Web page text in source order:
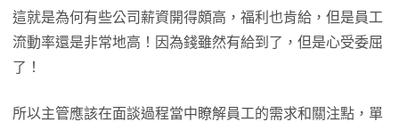
這就是為何有些公司薪資開得頗高，福利也肯給，但是員工
流動率還是非常地高！因為錢雖然有給到了，但是心受委屈
了！
所以主管應該在面談過程當中瞭解員工的需求和關注點，單